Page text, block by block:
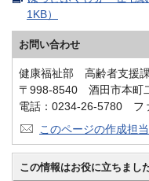
1KB）
お問い合わせ
健康福祉部 高齢者支援
〒998-8540 酒田市本町
電話：0234-26-5780 フ
このページの作成担
この情報はお役に立ちまし